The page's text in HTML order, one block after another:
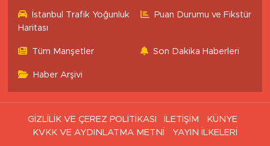
İstanbul Trafik Yoğunluk
Haritası
Puan Durumu ve Fikstür
Tüm Manşetler Son Dakika Haberleri
Haber Arşivi
GİZLİLİK VE ÇEREZ POLİTİKASI İLETİŞİM
KÜNYE
KVKK VE AYDINLATMA METNİ
YAYIN İLKELERİ